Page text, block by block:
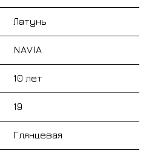
Латунь
NAVIA
10 лет
19
Глянцевая